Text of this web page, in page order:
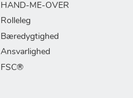
HAND-ME-OVER
Rolleleg
Bæredygtighed
Ansvarlighed
FSC®